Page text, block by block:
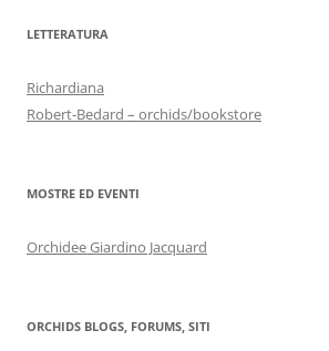
LETTERATURA
Richardiana
Robert-Bedard – orchids/bookstore
MOSTRE ED EVENTI
Orchidee Giardino Jacquard
ORCHIDS BLOGS, FORUMS, SITI